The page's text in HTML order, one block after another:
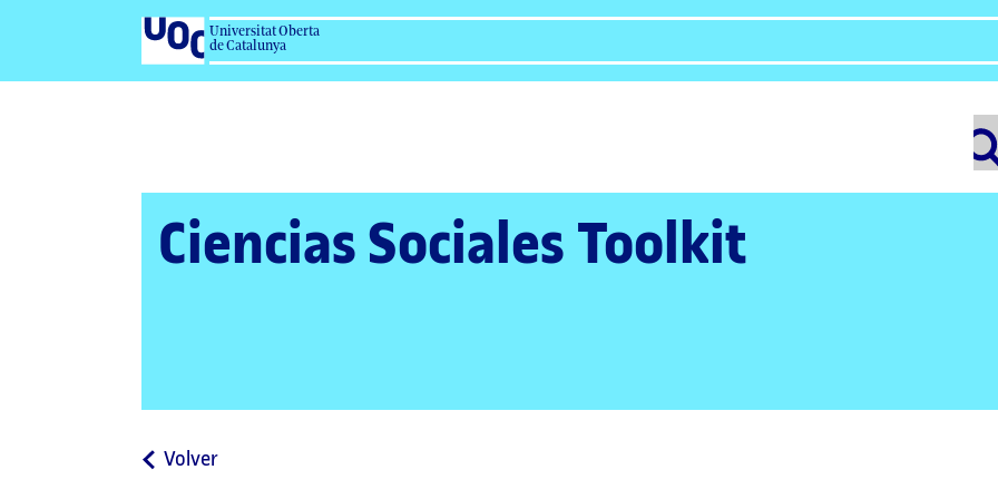
Universitat Oberta
de Catalunya
Ciencias Sociales Toolkit
Volvera